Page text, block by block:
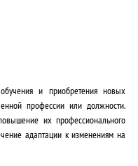
и приобретения новых
профессии или должности.
их профессионального
адаптации к изменениям на